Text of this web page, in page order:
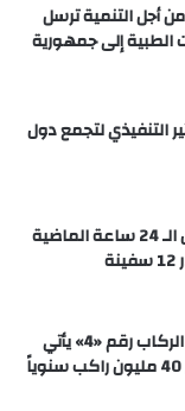
أجل التنمية ترسل
إلى جمهورية
التنفيذي لتجمع دول
ميناء_دمياط استقبل خلال الـ 24 ساعة الماضية
وزير الطيران: مشروع مبني الركاب رقم «4» يأتي